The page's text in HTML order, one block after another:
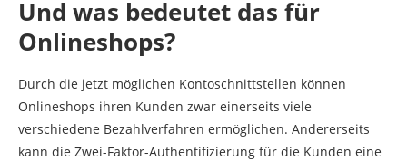
Und was bedeutet das für
Onlineshops?
Durch die jetzt möglichen Kontoschnittstellen können
Onlineshops ihren Kunden zwar einerseits viele
verschiedene Bezahlverfahren ermöglichen. Andererseits
kann die Zwei-Faktor-Authentifizierung für die Kunden eine